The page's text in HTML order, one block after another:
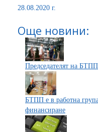
28.08.2020 г.
Още новини:
Председателят на
БТПП е в работна
финансиране